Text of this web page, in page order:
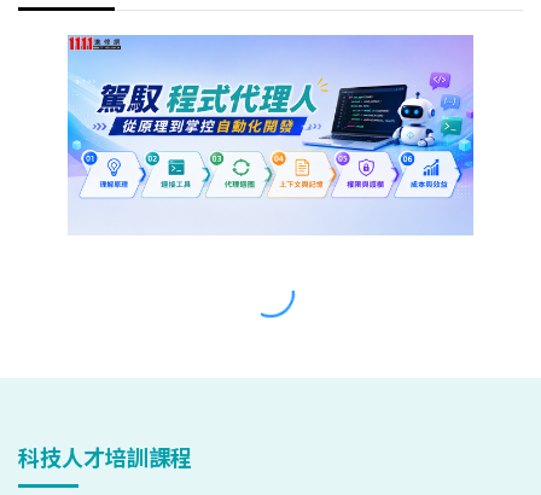
科技人才培訓課程